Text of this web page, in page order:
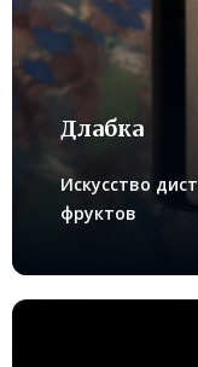
Длабка
Искусство
фруктов